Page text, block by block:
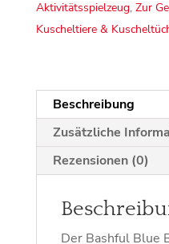
Aktivitätsspielzeug, Zur
Kuscheltiere &
Beschreibung
Zusätzliche
Rezensionen (0)
Der Bashful Blue